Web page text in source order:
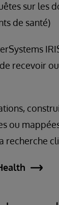
sur les
de santé)
recevoir ou
ou
recherche